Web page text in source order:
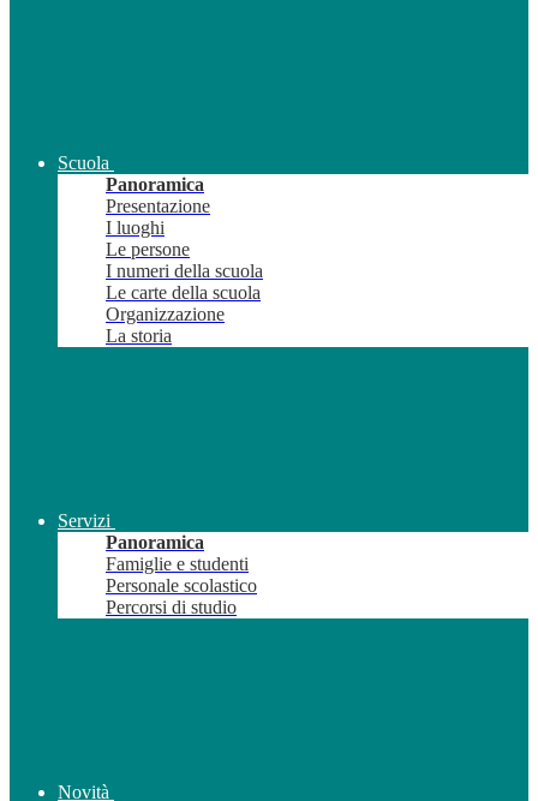
Scuola
Panoramica
Presentazione
I luoghi
Le persone
I numeri della scuola
Le carte della scuola
Organizzazione
La storia
Servizi
Panoramica
Famiglie e studenti
Personale scolastico
Percorsi di studio
Novità